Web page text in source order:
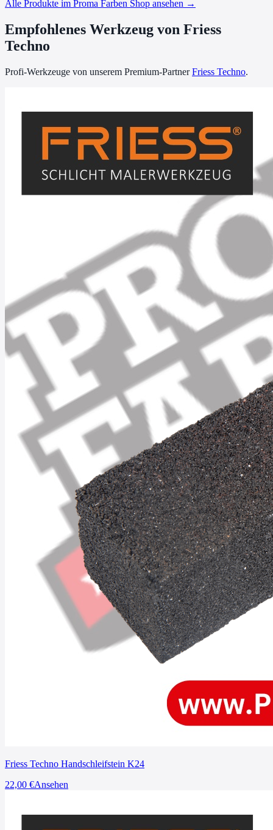
Alle Produkte im Proma Farben Shop ansehen →
Empfohlenes Werkzeug von Friess
Techno
Profi-Werkzeuge von unserem Premium-Partner Friess Techno.
Friess Techno Handschleifstein K24
22,00 €Ansehen